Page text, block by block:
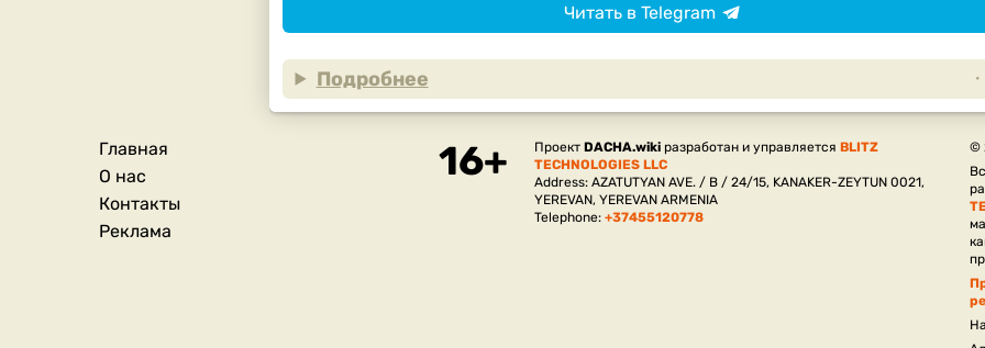
Читать в Telegram
Подробнее
Подвал
Главная
О нас
Контакты
Реклама
Проект DACHA.wikiразработан и управляется BLITZ
TECHNOLOGIES LLC
Address: AZATUTYAN AVE. / B / 24/15, KANAKER-ZEYTUN 0021,
YEREVAN, YEREVAN ARMENIA
Telephone: +37455120778
©